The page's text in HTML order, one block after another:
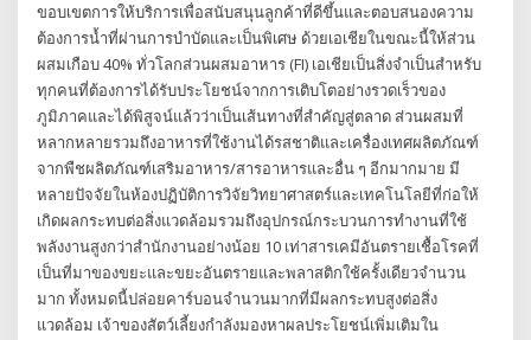
ขอบเขตการให้บริการเพื่อสนับสนุนลูกค้าที่ดีขึ้นและตอบสนองความ
ต้องการน้ำที่ผ่านการบำบัดและเป็นพิเศษ ด้วยเอเชียในขณะนี้ให้ส่วน
ผสมเกือบ 40% ทั่วโลกส่วนผสมอาหาร (FI) เอเชียเป็นสิ่งจำเป็นสำหรับ
ทุกคนที่ต้องการได้รับประโยชน์จากการเติบโตอย่างรวดเร็วของ
ภูมิภาคและได้พิสูจน์แล้วว่าเป็นเส้นทางที่สำคัญสู่ตลาด ส่วนผสมที่
หลากหลายรวมถึงอาหารที่ใช้งานได้รสชาติและเครื่องเทศผลิตภัณฑ์
จากพืชผลิตภัณฑ์เสริมอาหาร/สารอาหารและอื่น ๆ อีกมากมาย มี
หลายปัจจัยในห้องปฏิบัติการวิจัยวิทยาศาสตร์และเทคโนโลยีที่ก่อให้
เกิดผลกระทบต่อสิ่งแวดล้อมรวมถึงอุปกรณ์กระบวนการทำงานที่ใช้
พลังงานสูงกว่าสำนักงานอย่างน้อย 10 เท่าสารเคมีอันตรายเชื้อโรคที่
เป็นที่มาของขยะและขยะอันตรายและพลาสติกใช้ครั้งเดียวจำนวน
มาก ทั้งหมดนี้ปล่อยคาร์บอนจำนวนมากที่มีผลกระทบสูงต่อสิ่ง
แวดล้อม เจ้าของสัตว์เลี้ยงกำลังมองหาผลประโยชน์เพิ่มเติมใน